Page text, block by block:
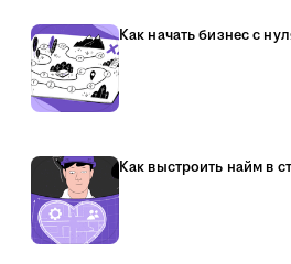
Как начать бизнес с
Как выстроить найм в